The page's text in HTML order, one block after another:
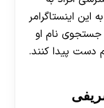
اینستاگرامر
جستجوی نام او
دست پیدا کنند.